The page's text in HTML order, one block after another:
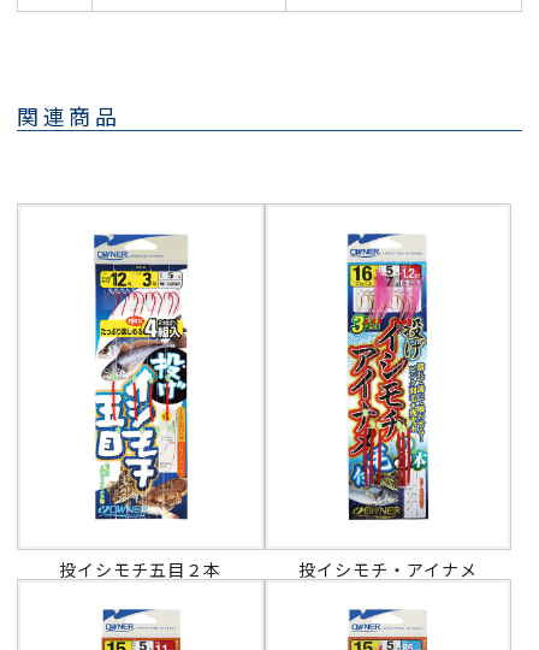
関連商品
投イシモチ五目２本 投イシモチ・アイナメ